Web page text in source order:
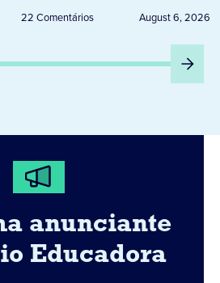
22 Comentários Peru
August 6, 2026
anunciante
Educadora